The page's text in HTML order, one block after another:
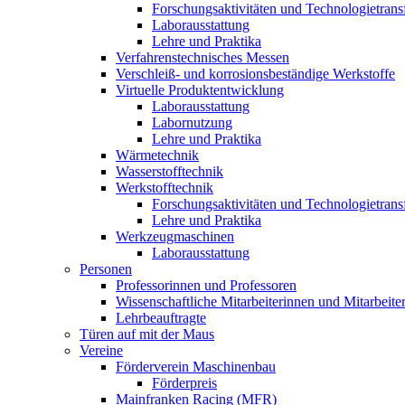
Forschungsaktivitäten und
Laborausstattung
Lehre und Praktika
Verfahrenstechnisches Messen
Verschleiß- und korrosionsbeständige Werkstoffe
Virtuelle Produktentwicklung
Laborausstattung
Labornutzung
Lehre und Praktika
Wärmetechnik
Wasserstofftechnik
Werkstofftechnik
Forschungsaktivitäten und
Lehre und Praktika
Werkzeugmaschinen
Laborausstattung
Personen
Professorinnen und Professoren
Wissenschaftliche Mitarbeiterinnen und Mitarbeiter
Lehrbeauftragte
Türen auf mit der Maus
Vereine
Förderverein Maschinenbau
Förderpreis
Mainfranken Racing (MFR)